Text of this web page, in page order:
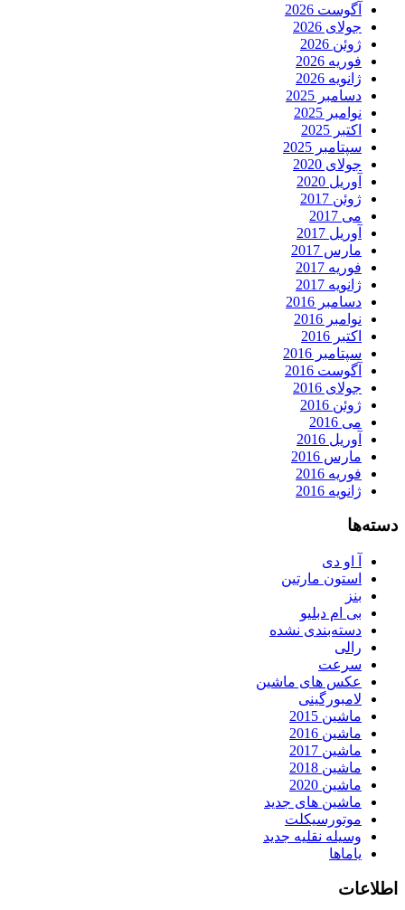
آگوست 2026
جولای 2026
ژوئن 2026
فوریه 2026
ژانویه 2026
دسامبر 2025
نوامبر 2025
اکتبر 2025
سپتامبر 2025
جولای 2020
آوریل 2020
ژوئن 2017
می 2017
آوریل 2017
مارس 2017
فوریه 2017
ژانویه 2017
دسامبر 2016
نوامبر 2016
اکتبر 2016
سپتامبر 2016
آگوست 2016
جولای 2016
ژوئن 2016
می 2016
آوریل 2016
مارس 2016
فوریه 2016
ژانویه 2016
دسته‌ها
آ او دی
استون مارتین
بنز
بی ام دبلیو
دسته‌بندی نشده
رالی
سرعت
عکس های ماشین
لامبورگینی
ماشین 2015
ماشین 2016
ماشین 2017
ماشین 2018
ماشین 2020
ماشین های جدید
موتورسیکلت
وسیله نقلیه جدید
یاماها
اطلاعات